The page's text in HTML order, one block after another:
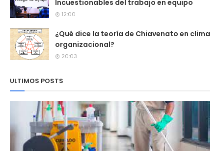
Incuestionables del trabajo en equipo
12:00
¿Qué dice la teoría de Chiavenato en clima
organizacional?
20:03
ULTIMOS POSTS